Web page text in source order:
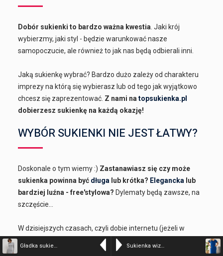
Gładka sukienka MAXI w kolorze GREY MELANGE – ARVENA-S/M Sukienka wizytowa ołówkowa taliowana WILMA chaber
Dobór sukienki to bardzo ważna kwestia . Jaki krój
wybierzmy, jaki styl - będzie warunkować nasze
samopoczucie, ale również to jak nas będą odbierali inni.
Jaką sukienkę wybrać? Bardzo dużo zależy od charakteru
imprezy na którą się wybierasz lub od tego jak wyjątkowo
chcesz się zaprezentować. Z nami natopsukienka.pl
dobierzesz sukienkę na każdą okazję!
WYBÓR SUKIENKI NIE JEST ŁATWY?
Doskonale o tym wiemy :) Zastanawiasz się czy może
sukienka powinna być długa lub krótka? Elegancka lub
bardziej luźna - free'stylowa? Dylematy będą zawsze, na
szczęście...
W dzisiejszych czasach, czyli dobie internetu (jeżeli w
Twojej garderobie nie ma odpowiedniego fasonu) możesz
pokusić się o zamówienie kilku kreacji dla siebie.